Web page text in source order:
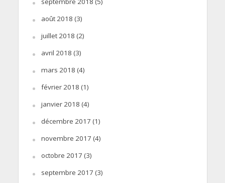
août 2018 (3)
juillet 2018 (2)
avril 2018 (3)
mars 2018 (4)
février 2018 (1)
janvier 2018 (4)
décembre 2017 (1)
novembre 2017 (4)
octobre 2017 (3)
septembre 2017 (3)